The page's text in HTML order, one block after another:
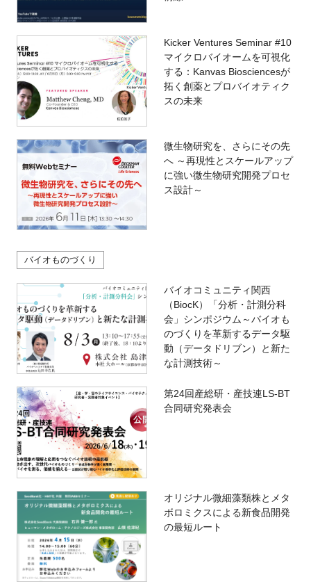
Kicker Ventures Seminar #10
マイクロバイオームを可視化
する：Kanvas Biosciencesが
拓く創薬とプロバイオティク
スの未来
微生物研究を、さらにその先
へ ～再現性とスケールアップ
に強い微生物研究開発プロセ
ス設計～
バイオものづくり
バイオコミュニティ関西
（BiocK）「分析・計測分科
会」シンポジウム～バイオも
のづくりを革新するデータ駆
動（データドリブン）と新た
な計測技術～
第24回産総研・産技連LS-BT
合同研究発表会
オリジナル微細藻類株とメタ
ボロミクスによる新食品開発
の最短ルート